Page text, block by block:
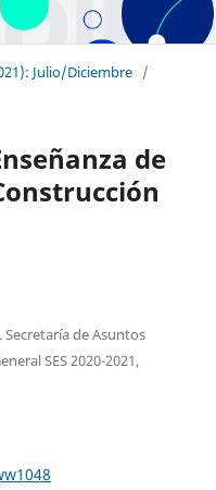
Julio/Diciembre /
de
Secretaría de Asuntos
SES 2020-2021,